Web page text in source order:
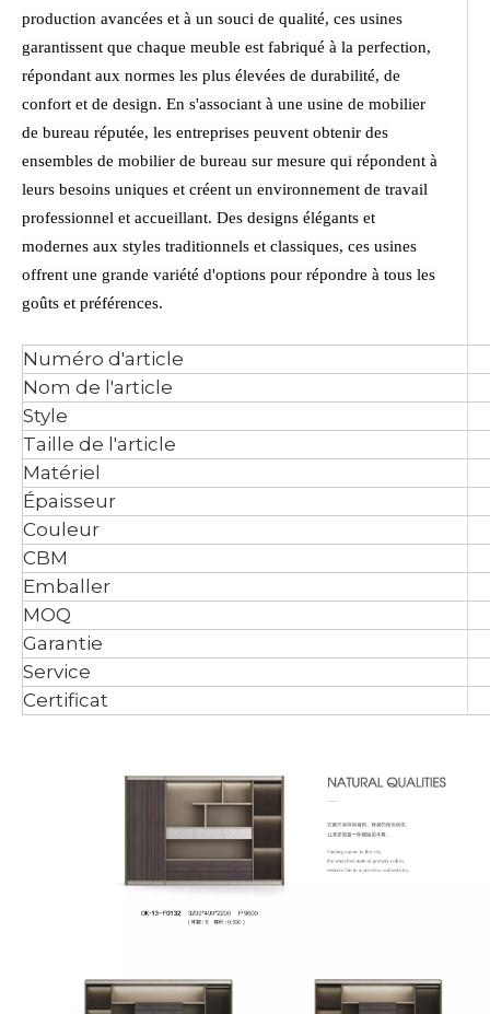
production avancées et à un souci de qualité, ces usines
garantissent que chaque meuble est fabriqué à la perfection,
répondant aux normes les plus élevées de durabilité, de
confort et de design. En s'associant à une usine de mobilier
de bureau réputée, les entreprises peuvent obtenir des
ensembles de mobilier de bureau sur mesure qui répondent à
leurs besoins uniques et créent un environnement de travail
professionnel et accueillant. Des designs élégants et
modernes aux styles traditionnels et classiques, ces usines
offrent une grande variété d'options pour répondre à tous les
goûts et préférences.
Numéro d'article
Nom de l'article
Style
Taille de l'article
Matériel
Épaisseur
Couleur
CBM
Emballer
MOQ
Garantie
Service
Certificat